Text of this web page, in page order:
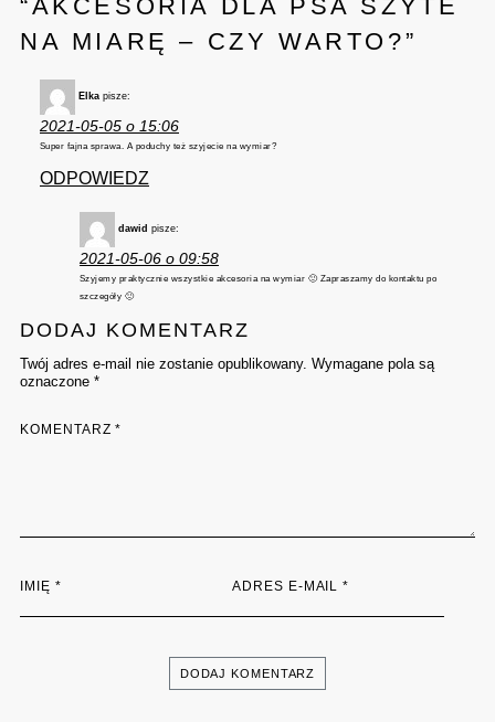
“AKCESORIA DLA PSA SZYTE
NA MIARĘ – CZY WARTO?”
Elka pisze:
2021-05-05 o 15:06
Super fajna sprawa. A poduchy też szyjecie na wymiar?
ODPOWIEDZ
dawid pisze:
2021-05-06 o 09:58
Szyjemy praktycznie wszystkie akcesoria na wymiar 🙂 Zapraszamy do kontaktu po
szczegóły 🙂
DODAJ KOMENTARZ
Twój adres e-mail nie zostanie opublikowany. Wymagane pola są
oznaczone *
KOMENTARZ*
IMIĘ * ADRES E-MAIL*